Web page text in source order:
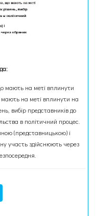
мають на меті вплинути
на меті вплинути на
вибір представників до
в політичний процес.
(представницькою) і
участь здійснюють через